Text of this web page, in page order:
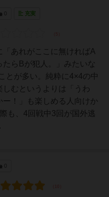
充実
「あれがここに無ければA
たらBが犯人。」みたいな
とが多い。純粋に4×4の中
しむというよりは「うわ
ー！」も楽しめる人向けか
も、4回戦中3回が国外逃